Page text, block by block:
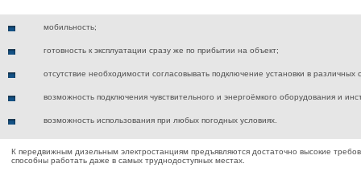
мобильность;
готовность к эксплуатации сразу же по прибытии на объект;
отсутствие необходимости согласовывать подключение установки в различных
возможность подключения чувствительного и энергоёмкого оборудования и
возможность использования при любых погодных условиях.
К передвижным дизельным электростанциям предъявляются достаточно высокие
способны работать даже в самых труднодоступных местах.